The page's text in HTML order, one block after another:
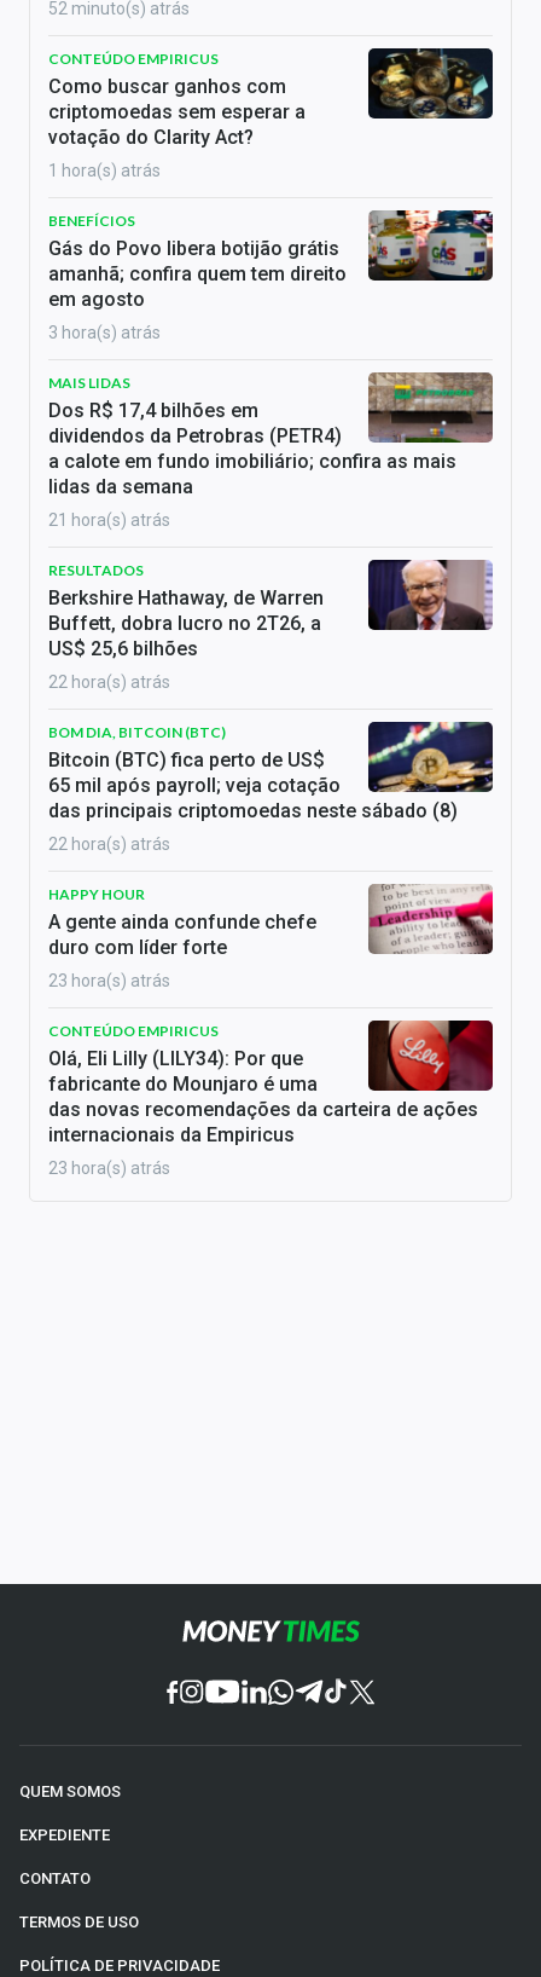
52 minuto(s) atrás
CONTEÚDO EMPIRICUS
Como buscar ganhos com
criptomoedas sem esperar a
votação do Clarity Act?
1 hora(s) atrás
BENEFÍCIOS
Gás do Povo libera botijão grátis
amanhã; confira quem tem direito
em agosto
3 hora(s) atrás
MAIS LIDAS
Dos R$ 17,4 bilhões em
dividendos da Petrobras (PETR4)
a calote em fundo imobiliário; confira as mais
lidas da semana
21 hora(s) atrás
RESULTADOS
Berkshire Hathaway, de Warren
Buffett, dobra lucro no 2T26, a
US$ 25,6 bilhões
22 hora(s) atrás
BOM DIA, BITCOIN (BTC)
Bitcoin (BTC) fica perto de US$
65 mil após payroll; veja cotação
das principais criptomoedas neste sábado (8)
22 hora(s) atrás
HAPPY HOUR
A gente ainda confunde chefe
duro com líder forte
23 hora(s) atrás
CONTEÚDO EMPIRICUS
Olá, Eli Lilly (LILY34): Por que
fabricante do Mounjaro é uma
das novas recomendações da carteira de ações
internacionais da Empiricus
23 hora(s) atrás
QUEM SOMOS
EXPEDIENTE
CONTATO
TERMOS DE USO
POLÍTICA DE PRIVACIDADE